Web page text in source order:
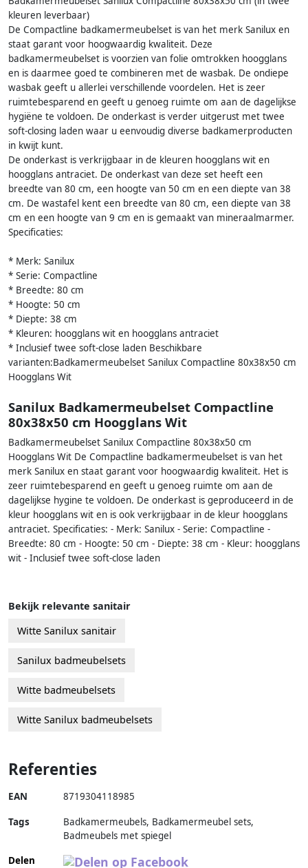
kleuren leverbaar)
De Compactline badkamermeubelset is van het merk Sanilux en
staat garant voor hoogwaardig kwaliteit. Deze
badkamermeubelset is voorzien van folie omtrokken hoogglans
en is daarmee goed te combineren met de wasbak. De ondiepe
wasbak geeft u allerlei verschillende voordelen. Het is zeer
ruimtebesparend en geeft u genoeg ruimte om aan de dagelijkse
hygiëne te voldoen. De onderkast is verder uitgerust met twee
soft-closing laden waar u eenvoudig diverse badkamerproducten
in kwijt kunt.
De onderkast is verkrijgbaar in de kleuren hoogglans wit en
hoogglans antraciet. De onderkast van deze set heeft een
breedte van 80 cm, een hoogte van 50 cm en een diepte van 38
cm. De wastafel kent een breedte van 80 cm, een diepte van 38
cm en een hoogte van 9 cm en is gemaakt van mineraalmarmer.
Specificaties:
* Merk: Sanilux
* Serie: Compactline
* Breedte: 80 cm
* Hoogte: 50 cm
* Diepte: 38 cm
* Kleuren: hoogglans wit en hoogglans antraciet
* Inclusief twee soft-close laden Beschikbare
varianten:Badkamermeubelset Sanilux Compactline 80x38x50 cm
Hoogglans Wit
Sanilux Badkamermeubelset Compactline
80x38x50 cm Hoogglans Wit
Badkamermeubelset Sanilux Compactline 80x38x50 cm
Hoogglans Wit De Compactline badkamermeubelset is van het
merk Sanilux en staat garant voor hoogwaardig kwaliteit. Het is
zeer ruimtebesparend en geeft u genoeg ruimte om aan de
dagelijkse hygine te voldoen. De onderkast is geproduceerd in de
kleur hoogglans wit en is ook verkrijgbaar in de kleur hoogglans
antraciet. Specificaties: - Merk: Sanilux - Serie: Compactline -
Breedte: 80 cm - Hoogte: 50 cm - Diepte: 38 cm - Kleur: hoogglans
wit - Inclusief twee soft-close laden
Bekijk relevante sanitair
Witte Sanilux sanitair
Sanilux badmeubelsets
Witte badmeubelsets
Witte Sanilux badmeubelsets
Referenties
EAN 8719304118985
Tags
Badkamermeubels, Badkamermeubel sets,
Badmeubels met spiegel
Delen